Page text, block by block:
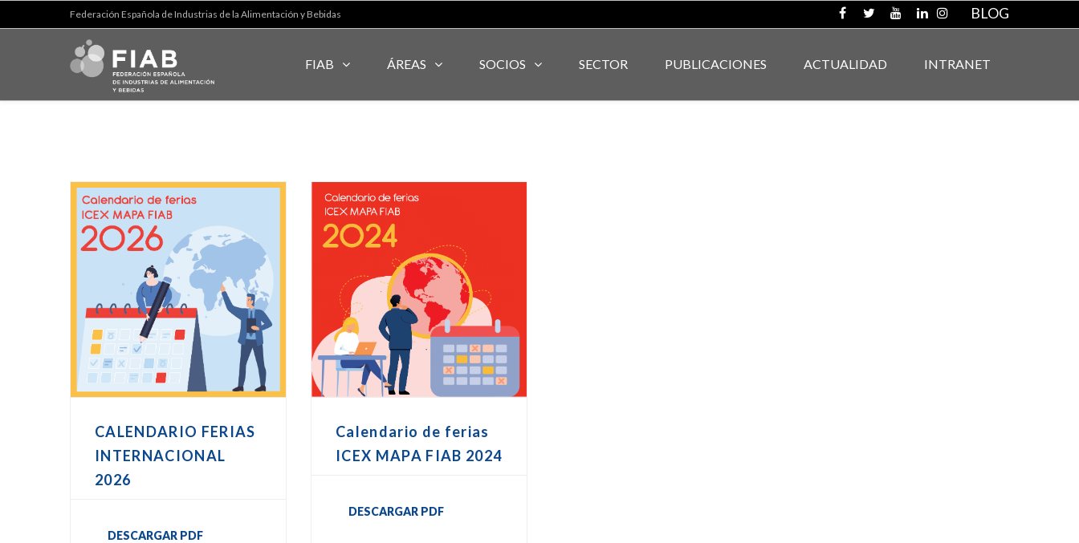
Federación Española de Industrias de la Alimentación y Bebidas BLOG
FIAB ÁREAS SOCIOS SECTOR PUBLICACIONES ACTUALIDAD INTRANET
CALENDARIO FERIAS
INTERNACIONAL
2026
DESCARGAR PDF
Calendario de ferias
ICEX MAPA FIAB 2024
DESCARGAR PDF